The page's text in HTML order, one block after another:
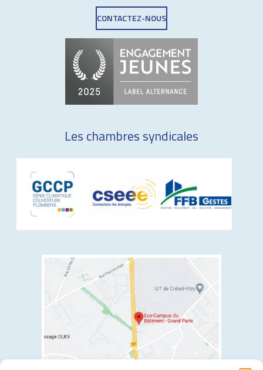
CONTACTEZ-NOUS
Les chambres syndicales